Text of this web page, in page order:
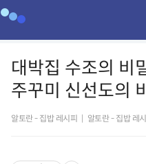
대박집 수조의 비
주꾸미 신선도의
알토란 - 집밥 레시피 알토란 - 집밥 레